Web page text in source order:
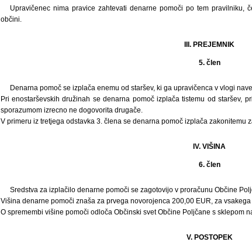
Upravičenec nima pravice zahtevati denarne pomoči po tem pravilniku,
občini.
III. PREJEMNIK
5. člen
Denarna pomoč se izplača enemu od staršev, ki ga upravičenca v vlogi
Pri enostarševskih družinah se denarna pomoč izplača tistemu od staršev,
sporazumom izrecno ne dogovorita drugače.
V primeru iz tretjega odstavka 3. člena se denarna pomoč izplača zakonitemu
IV. VIŠINA
6. člen
Sredstva za izplačilo denarne pomoči se zagotovijo v proračunu Občine
Višina denarne pomoči znaša za prvega novorojenca 200,00 EUR, za
O spremembi višine pomoči odloča Občinski svet Občine Poljčane s sklepom
V. POSTOPEK